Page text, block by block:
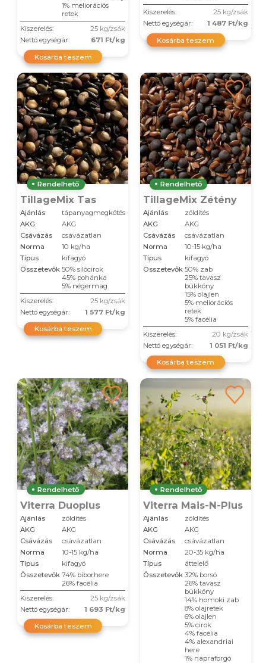
1% meliorációs
retek
Kiszerelés:
25 kg/zsák
Nettó egységár:
671 Ft/kg
Kosárba teszem
Kiszerelés:
25 kg/zsák
Nettó egységár:
1 487 Ft/kg
Kosárba teszem
Rendelhető
TillageMix Tas
Ajánlás
tápanyagmegkötés
AKG
AKG
Csávázás
csávázatlan
Norma
10 kg/ha
Típus
kifagyó
Összetevők 50% silócirok
45% pohánka
5% négermag
Kiszerelés:
25 kg/zsák
Nettó egységár:
1 577 Ft/kg
Kosárba teszem
Rendelhető
TillageMix Zétény
Ajánlás
zöldítés
AKG
AKG
Csávázás
csávázatlan
Norma
10-15 kg/ha
Típus
kifagyó
Összetevők 50% zab
25% tavasz
bükköny
15% olajlen
5% meliorációs
retek
5% facélia
Kiszerelés:
20 kg/zsák
Nettó egységár:
1 051 Ft/kg
Kosárba teszem
Rendelhető
Viterra Duoplus
Ajánlás
zöldítés
AKG
AKG
Csávázás
csávázatlan
Norma
10-15 kg/ha
Típus
kifagyó
Összetevők 74% bíborhere
26% facélia
Kiszerelés:
25 kg/zsák
Nettó egységár:
1 693 Ft/kg
Kosárba teszem
Rendelhető
Viterra Mais-N-Plus
Ajánlás
zöldítés
AKG
AKG
Csávázás
csávázatlan
Norma
20-35 kg/ha
Típus
áttelelő
Összetevők 32% borsó
26% tavasz
bükköny
14% homoki zab
8% olajretek
6% olajlen
5% cirok
4% facélia
4% alexandriai
here
1% napraforgó